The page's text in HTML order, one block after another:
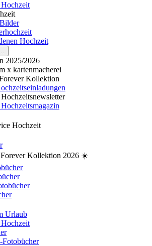
Hochzeit
2025/2026
x kartenmacherei
Kollektion
Hochzeit
Kollektion 2026 ☀️
Urlaub
Fotobücher